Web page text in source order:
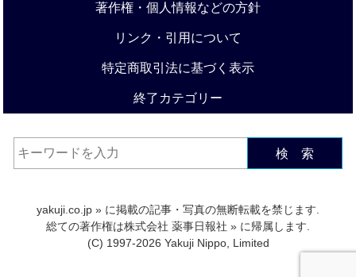
著作権・個人情報などの方針
リンク・引用について
特定商取引法に基づく表示
終了カテゴリー
検 索
yakuji.co.jp » に掲載の記事・写真の無断転載を禁じます.
総ての著作権は株式会社 薬事日報社 » に帰属します.
(C) 1997-2026 Yakuji Nippo, Limited